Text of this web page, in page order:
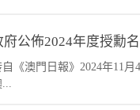
《澳門日報》2024年11月